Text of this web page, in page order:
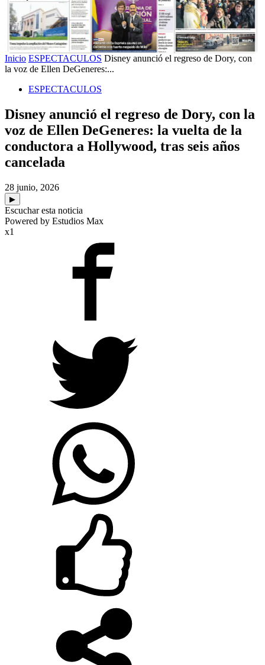
Inicio ESPECTACULOS Disney anunció el regreso de Dory, con
la voz de Ellen DeGeneres:...
ESPECTACULOS
Disney anunció el regreso de Dory, con la
voz de Ellen DeGeneres: la vuelta de la
conductora a Hollywood, tras seis años
cancelada
28 junio, 2026
▶
Escuchar esta noticia
Powered by Estudios Max
x1